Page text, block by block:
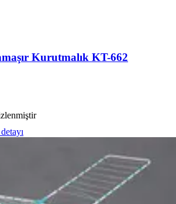
Kurutmalık KT-662